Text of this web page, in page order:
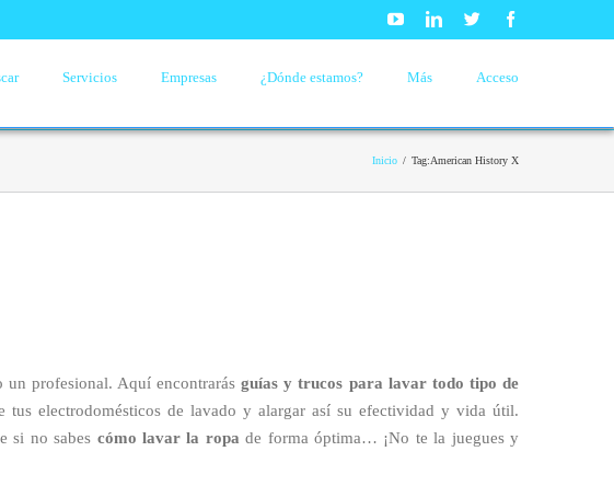
YoutubeLinkedinTwitter
Servicios Empresas ¿Dónde estamos? Más Acceso
Inicio / Tag:American History X
un profesional. Aquí encontrarásguías y trucos para lavar todo tipo de
electrodomésticos de lavado y alargar así su efectividad y vida útil.
si no sabes cómo lavar la ropa de forma óptima… ¡No te la juegues y